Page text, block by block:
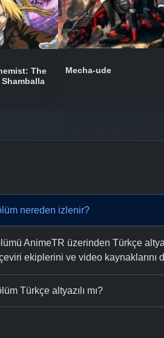
The
Mecha-ude
nereden izlenir?
AnimeTR üzerinden Türkçe
ekiplerini ve video kaynaklarını
Türkçe altyazılı mı?